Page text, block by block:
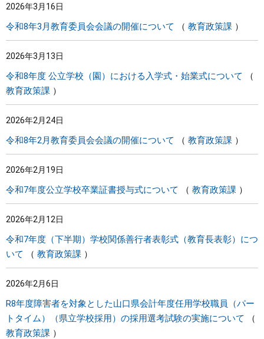
2026年3月16日
令和8年3月教育委員会会議の開催について 教育政策課
2026年3月13日
令和8年度 公立学校（園）における入学式・始業式について
教育政策課
2026年2月24日
令和8年2月教育委員会会議の開催について 教育政策課
2026年2月19日
令和7年度公立学校卒業証書授与式について 教育政策課
2026年2月12日
令和7年度（下半期）学校関係善行者表彰式（教育長表彰）につ
いて
教育政策課
2026年2月6日
R8年度障害者を対象とした山口県会計年度任用学校職員（パー
トタイム）（県立学校採用）の採用選考試験の実施について
教育政策課